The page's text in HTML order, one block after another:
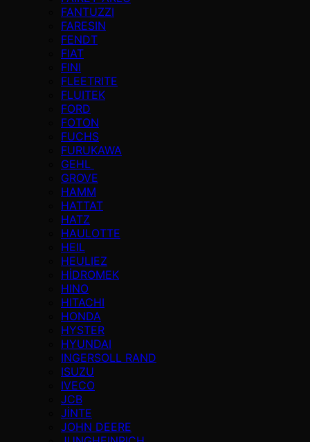
FANTUZZI
FARESIN
FENDT
FIAT
FINI
FLEETRITE
FLUITEK
FORD
FOTON
FUCHS
FURUKAWA
GEHL
GROVE
HAMM
HATTAT
HATZ
HAULOTTE
HEIL
HEULIEZ
HİDROMEK
HINO
HITACHI
HONDA
HYSTER
HYUNDAI
INGERSOLL RAND
ISUZU
IVECO
JCB
JİNTE
JOHN DEERE